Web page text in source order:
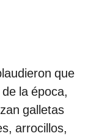
que
la época,
galletas
arrocillos,